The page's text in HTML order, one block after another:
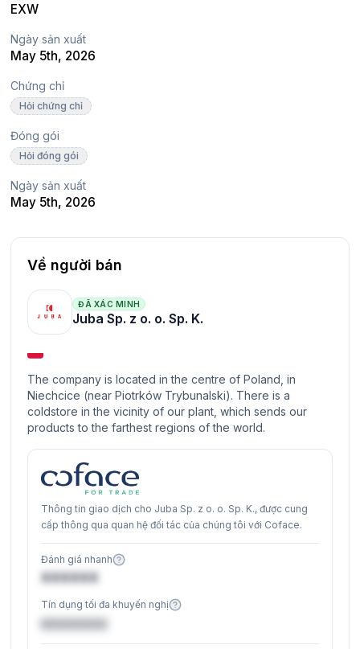
EXW
Ngày sản xuất
May 5th, 2026
Chứng chỉ
Hỏi chứng chỉ
Đóng gói
Hỏi đóng gói
Ngày sản xuất
May 5th, 2026
Về người bán
ĐÃ XÁC MINH
Juba Sp. z o. o. Sp. K.
The company is located in the centre of Poland, in
Niechcice (near Piotrków Trybunalski). There is a
coldstore in the vicinity of our plant, which sends our
products to the farthest regions of the world.
Thông tin giao dịch cho Juba Sp. z o. o. Sp. K., được cung
cấp thông qua quan hệ đối tác của chúng tôi với Coface.
Đánh giá nhanh
XXXXXX
Tín dụng tối đa khuyến nghị
€XXXXXX